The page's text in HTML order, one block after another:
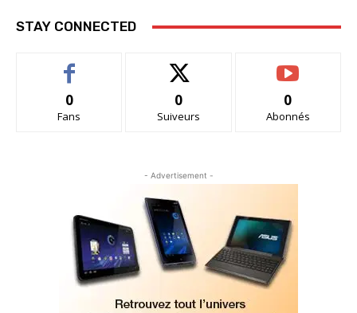
STAY CONNECTED
0
Fans
0
Suiveurs
0
Abonnés
- Advertisement -